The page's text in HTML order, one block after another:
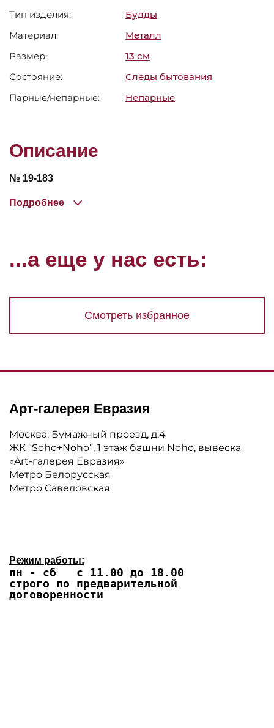
Тип изделия:
Будды
Материал:
Металл
Размер:
13 см
Состояние:
Следы бытования
Парные/непарные:
Непарные
Описание
№ 19-183
Подробнее
...а еще у нас есть:
Смотреть избранное
Арт-галерея Евразия
Москва, Бумажный проезд, д.4
ЖК “Soho+Noho”, 1 этаж башни Noho, вывеска
«Art-галерея Евразия»
Метро Белорусская
Метро Савеловская
Режим работы:
пн - сб с 11.00 до 18.00
строго по предварительной
договоренности